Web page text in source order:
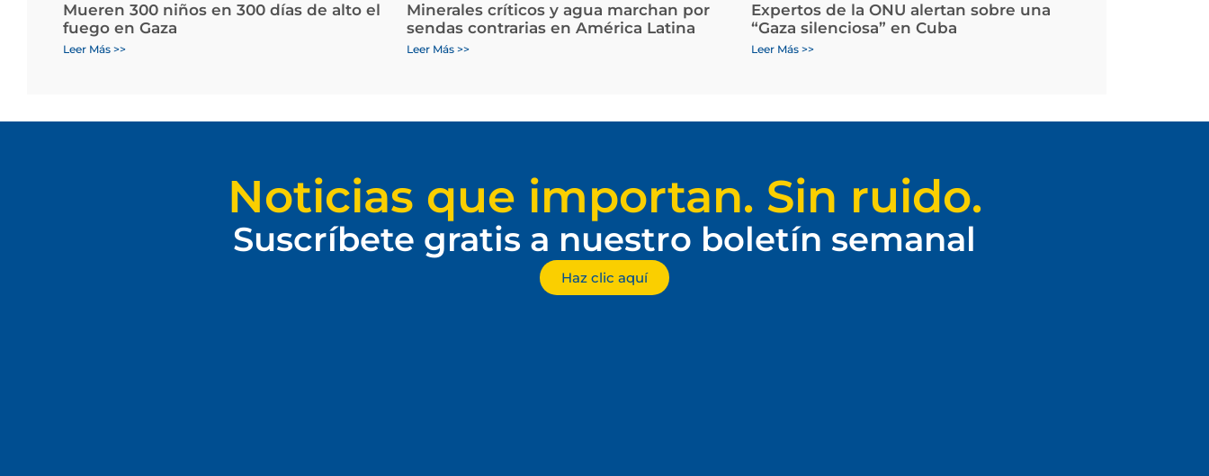
Mueren 300 niños en 300 días de alto el
fuego en Gaza
Leer Más >>
Minerales críticos y agua marchan por
sendas contrarias en América Latina
Leer Más >>
Expertos de la ONU alertan sobre una
“Gaza silenciosa” en Cuba
Leer Más >>
Noticias que importan. Sin ruido.
Suscríbete gratis a nuestro boletín semanal
Haz clic aquí